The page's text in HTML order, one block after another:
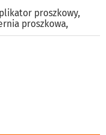
proszkowy,
proszkowa,